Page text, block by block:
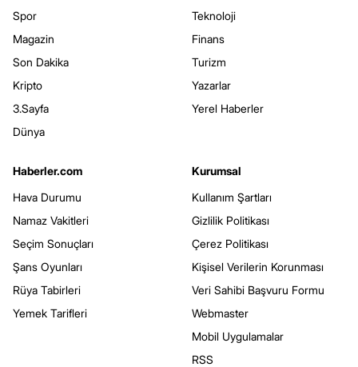
Spor
Magazin
Son Dakika
Kripto
3.Sayfa
Dünya
Teknoloji
Finans
Turizm
Yazarlar
Yerel Haberler
Haberler.com
Hava Durumu
Namaz Vakitleri
Seçim Sonuçları
Şans Oyunları
Rüya Tabirleri
Yemek Tarifleri
Kurumsal
Kullanım Şartları
Gizlilik Politikası
Çerez Politikası
Kişisel Verilerin Korunması
Veri Sahibi Başvuru Formu
Webmaster
Mobil Uygulamalar
RSS